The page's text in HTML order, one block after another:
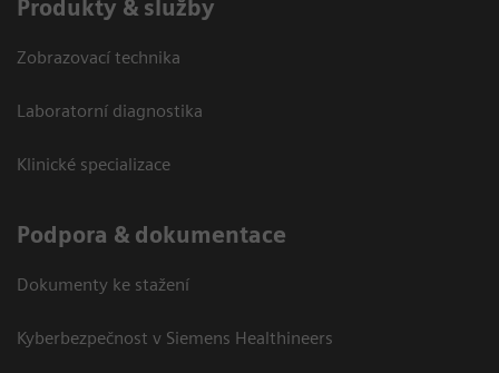
Produkty & služby
Zobrazovací technika
Laboratorní diagnostika
Klinické specializace
Podpora & dokumentace
Dokumenty ke stažení
Kyberbezpečnost v Siemens Healthineers